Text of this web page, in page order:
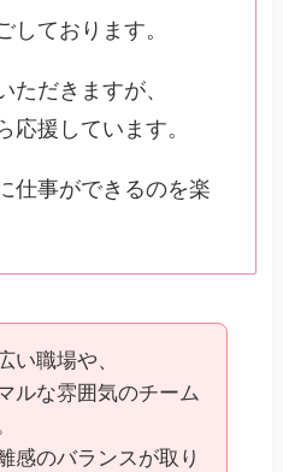
しております。
ただきますが、
応援しています。
仕事ができるのを楽
い職場や、
ルな雰囲気のチーム
感のバランスが取り